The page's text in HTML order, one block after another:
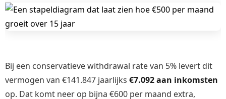
Bij een conservatieve withdrawal rate van 5% levert dit
vermogen van €141.847 jaarlijks €7.092 aan inkomsten
op. Dat komt neer op bijna €600 per maand extra,